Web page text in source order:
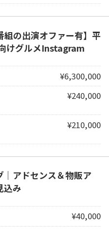
の出演オファー有】平
けグルメInstagram
¥6,300,000
¥240,000
¥210,000
アドセンス＆物販ア
込み
¥40,000